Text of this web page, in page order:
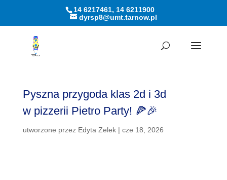
Otwórz pasek narzędzi
14 6217461, 14 6211900
dyrsp8@umt.tarnow.pl
Pyszna przygoda klas 2d i 3d
w pizzerii Pietro Party! 🍕🎉
utworzone przez Edyta Zelek| cze 18, 2026